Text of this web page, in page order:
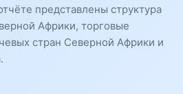
представлены структура
Африки, торговые
стран Северной Африки и